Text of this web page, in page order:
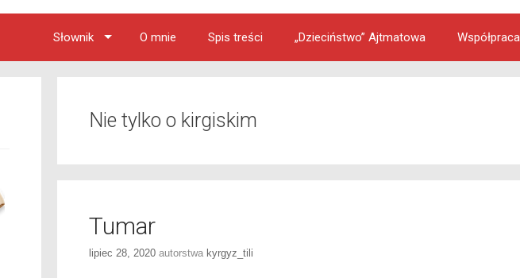
Słownik
O mnie Spis treści „Dzieciństwo” Ajtmatowa Współpraca
Nie tylko o kirgiskim
Tumar
lipiec 28, 2020 autorstwa kyrgyz_tili